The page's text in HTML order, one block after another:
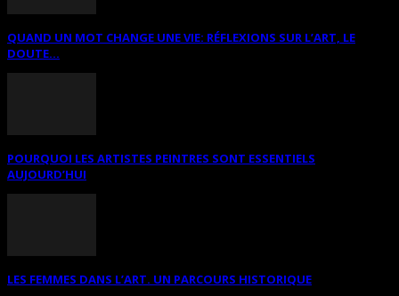
QUAND UN MOT CHANGE UNE VIE: RÉFLEXIONS SUR L’ART, LE
DOUTE...
POURQUOI LES ARTISTES PEINTRES SONT ESSENTIELS
AUJOURD’HUI
LES FEMMES DANS L’ART. UN PARCOURS HISTORIQUE